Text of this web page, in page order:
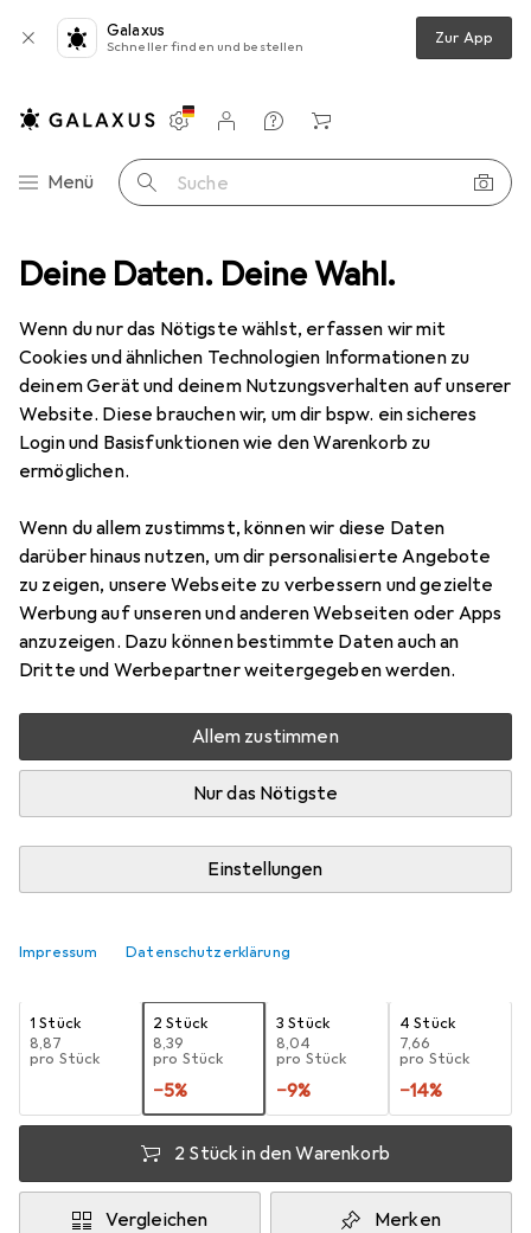
Deine Daten. Deine Wahl.
Wenn du nur das Nötigste wählst, erfassen wir mit
Cookies und ähnlichen Technologien Informationen zu
deinem Gerät und deinem Nutzungsverhalten auf unserer
Website. Diese brauchen wir, um dir bspw. ein sicheres
Login und Basisfunktionen wie den Warenkorb zu
ermöglichen.
Wenn du allem zustimmst, können wir diese Daten
darüber hinaus nutzen, um dir personalisierte Angebote
zu zeigen, unsere Webseite zu verbessern und gezielte
Werbung auf unseren und anderen Webseiten oder Apps
anzuzeigen. Dazu können bestimmte Daten auch an
Dritte und Werbepartner weitergegeben werden.
Allem zustimmen
Nur das Nötigste
Einstellungen
Impressum Datenschutzerklärung
Galaxus
Schneller finden und bestellen Zur App
Navigation nach Kategorien
Menü Suche
Einstellungen
Kundenkonto
Vergleichslisten
Merklisten
Warenkorb
Gedore 7 3,5 Ring-Maulschlüssel 6-kant 3,5 mm
6 Bilder
MENGENRABATT
Gedore7 3,5 Ring-Maulschlüssel 6-
kant 3,5 mm
3.5 mm
Preis in EUR inkl. MwSt.
EUR
8,39
3
1 Stück
EUR
8,87
pro Stück
2 Stück
EUR
8,39
pro Stück
−5%
3 Stück
EUR
8,04
pro Stück
−9%
4 Stück
EUR
7,66
pro Stück
−14%
2 Stück in den Warenkorb
Vergleichen Merken